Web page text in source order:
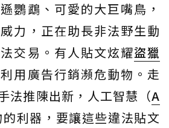
鸚鵡、可愛的大巨嘴鳥，
力，正在助長非法野生動
交易。有人貼文炫耀盜獵
用廣告行銷瀕危動物。走
法推陳出新，人工智慧（A
利器，要讓這些違法貼文